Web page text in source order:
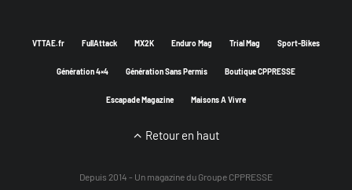
VTTAE.fr FullAttack MX2K Enduro Mag Trial Mag Sport-Bikes
Génération 4×4 Génération Sans Permis Boutique CPPRESSE
Escapade Magazine Maisons A Vivre
Retour en haut
Depuis 2014 - Un magazine du Groupe CPPRESSE